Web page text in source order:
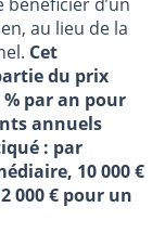
au lieu de la
Cet
du prix
par an pour
annuels
: par
10 000 €
000 € pour un